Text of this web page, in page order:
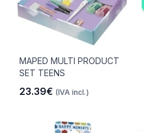
MAPED MULTI PRODUCT
SET TEENS
23.39€ (IVA incl.)